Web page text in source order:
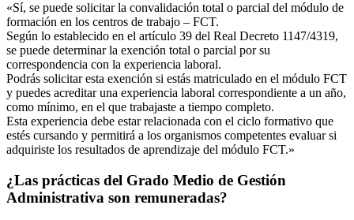
«Sí, se puede solicitar la convalidación total o parcial del módulo de
formación en los centros de trabajo – FCT.
Según lo establecido en el artículo 39 del Real Decreto 1147/4319,
se puede determinar la exención total o parcial por su
correspondencia con la experiencia laboral.
Podrás solicitar esta exención si estás matriculado en el módulo FCT
y puedes acreditar una experiencia laboral correspondiente a un año,
como mínimo, en el que trabajaste a tiempo completo.
Esta experiencia debe estar relacionada con el ciclo formativo que
estés cursando y permitirá a los organismos competentes evaluar si
adquiriste los resultados de aprendizaje del módulo FCT.»
¿Las prácticas del Grado Medio de Gestión
Administrativa son remuneradas?